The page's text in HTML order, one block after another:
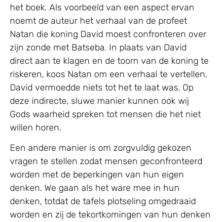
het boek. Als voorbeeld van een aspect ervan
noemt de auteur het verhaal van de profeet
Natan die koning David moest confronteren over
zijn zonde met Batseba. In plaats van David
direct aan te klagen en de toorn van de koning te
riskeren, koos Natan om een verhaal te vertellen.
David vermoedde niets tot het te laat was. Op
deze indirecte, sluwe manier kunnen ook wij
Gods waarheid spreken tot mensen die het niet
willen horen.
Een andere manier is om zorgvuldig gekozen
vragen te stellen zodat mensen geconfronteerd
worden met de beperkingen van hun eigen
denken. We gaan als het ware mee in hun
denken, totdat de tafels plotseling omgedraaid
worden en zij de tekortkomingen van hun denken